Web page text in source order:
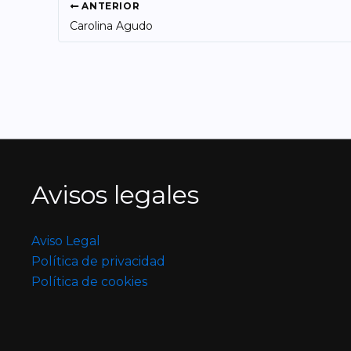
ANTERIOR
Carolina Agudo
Avisos legales
Aviso Legal
Política de privacidad
Política de cookies